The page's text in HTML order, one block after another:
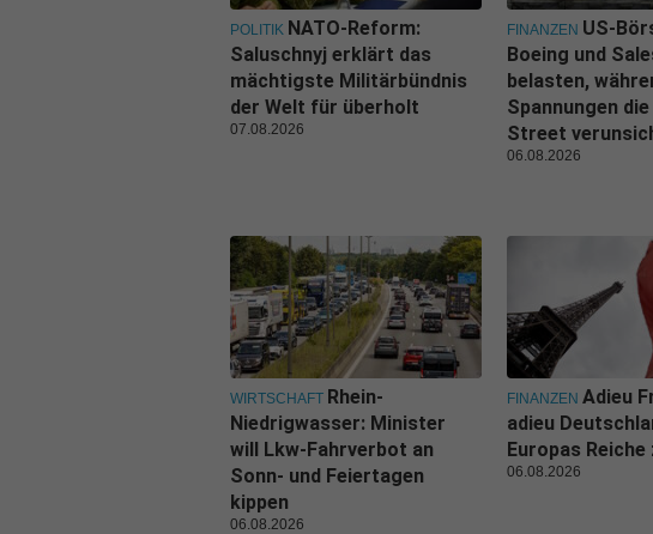
POLITIK NATO-Reform:
Saluschnyj erklärt das
mächtigste Militärbündnis
der Welt für überholt
07.08.2026
FINANZEN US-
Boeing und
belasten,
Spannungen die
Street
06.08.2026
WIRTSCHAFT Rhein-
Niedrigwasser: Minister
will Lkw-Fahrverbot an
Sonn- und Feiertagen
kippen
06.08.2026
FINANZEN Adieu
adieu
Europas Reiche
06.08.2026